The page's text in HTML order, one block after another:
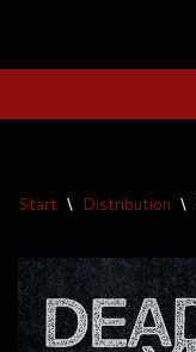
Zum
springen
Start \ Distribution \